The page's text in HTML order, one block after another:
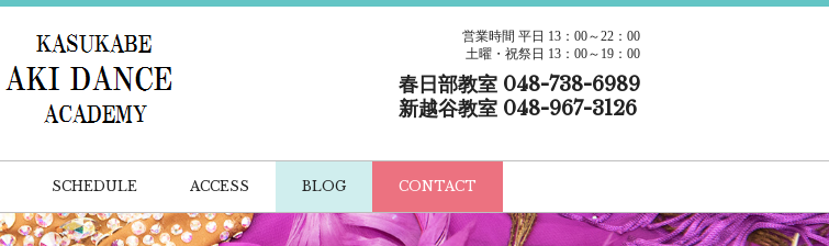
営業時間 平日 13：00～22：00
土曜・祝祭日 13：00～19：00
春日部教室 048-738-6989
新越谷教室 048-967-3126
SCHEDULE ACCESS BLOG CONTACT